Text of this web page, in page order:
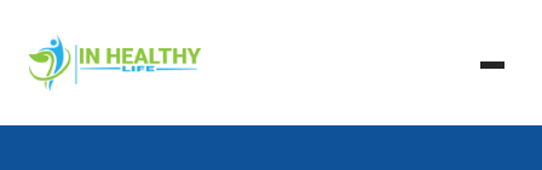
content
In Healthy Life
In Healthy Life, Healthy Life, Health Life, Doctor List,
Doctor Listing